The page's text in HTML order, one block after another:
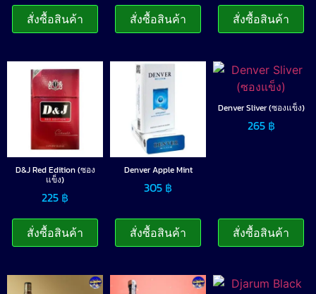
สั่งซื้อสินค้า สั่งซื้อสินค้า สั่งซื้อสินค้า
D&J Red Edition (ซอง
แข็ง)
225 ฿
สั่งซื้อสินค้า
Denver Apple Mint
305 ฿
สั่งซื้อสินค้า
Denver Sliver (ซองแข็ง)
265 ฿
สั่งซื้อสินค้า